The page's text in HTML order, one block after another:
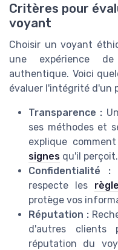
Critères pour
voyant
Choisir un voyant
une expérience
authentique. Voici
évaluer l'intégrité d'un
Transparence :
ses méthodes et
explique
signes qu'il perçoit.
Confidentialité :
respecte les
protège vos
Réputation :
d'autres
réputation du